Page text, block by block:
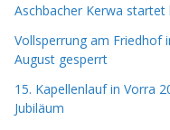
Aschbacher Kerwa
Vollsperrung am Friedhof
August gesperrt
15. Kapellenlauf in Vorra
Jubiläum